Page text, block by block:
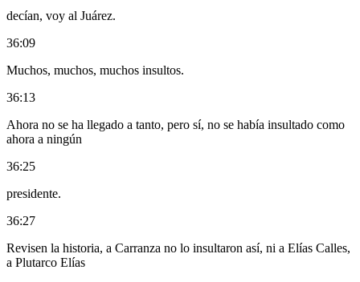
decían, voy al Juárez.
36:09
Muchos, muchos, muchos insultos.
36:13
Ahora no se ha llegado a tanto, pero sí, no se había insultado como
ahora a ningún
36:25
presidente.
36:27
Revisen la historia, a Carranza no lo insultaron así, ni a Elías Calles,
a Plutarco Elías